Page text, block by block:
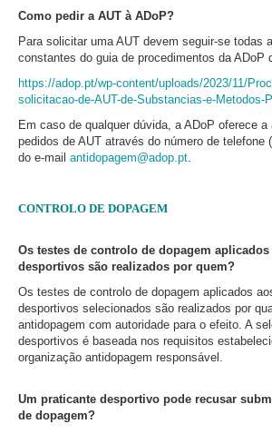
Como pedir a AUT à ADoP?
Para solicitar uma AUT devem seguir-se todas
constantes do guia de procedimentos da ADoP
https://adop.pt/wp-content/uploads/2023/11/
solicitacao-de-AUT-de-Substancias-e-Metodos-
Em caso de qualquer dúvida, a ADoP oferece
pedidos de AUT através do número de telefone
do e-mail antidopagem@adop.pt.
CONTROLO DE DOPAGEM
Os testes de controlo de dopagem
desportivos são realizados por quem?
Os testes de controlo de dopagem aplicados
desportivos selecionados são realizados por
antidopagem com autoridade para o efeito. A
desportivos é baseada nos requisitos
organização antidopagem responsável.
Um praticante desportivo pode recusar
de dopagem?